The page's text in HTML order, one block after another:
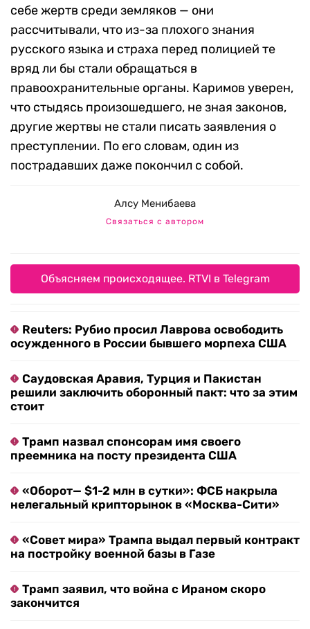
себе жертв среди земляков — они
рассчитывали, что из-за плохого знания
русского языка и страха перед полицией те
вряд ли бы стали обращаться в
правоохранительные органы. Каримов уверен,
что стыдясь произошедшего, не зная законов,
другие жертвы не стали писать заявления о
преступлении. По его словам, один из
пострадавших даже покончил с собой.
Алсу Менибаева
Связаться с автором
Объясняем происходящее. RTVI в Telegram
Reuters: Рубио просил Лаврова освободить
осужденного в России бывшего морпеха США
Саудовская Аравия, Турция и Пакистан
решили заключить оборонный пакт: что за этим
стоит
Трамп назвал спонсорам имя своего
преемника на посту президента США
«Оборот— $1-2 млн в сутки»: ФСБ накрыла
нелегальный крипторынок в «Москва-Сити»
«Совет мира» Трампа выдал первый контракт
на постройку военной базы в Газе
Трамп заявил, что война с Ираном скоро
закончится